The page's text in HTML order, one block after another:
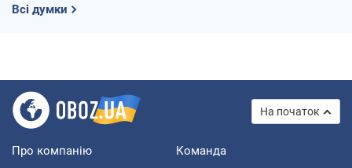
Всі думки
На початок
Про компанію Команда